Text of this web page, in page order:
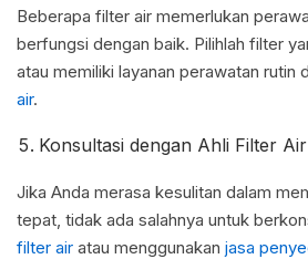
Beberapa filter air memerlukan
berfungsi dengan baik. Pilihlah filter
atau memiliki layanan perawatan rutin
air.
Konsultasi dengan Ahli Filter Air
Jika Anda merasa kesulitan dalam
tepat, tidak ada salahnya untuk
filter air atau menggunakan jasa